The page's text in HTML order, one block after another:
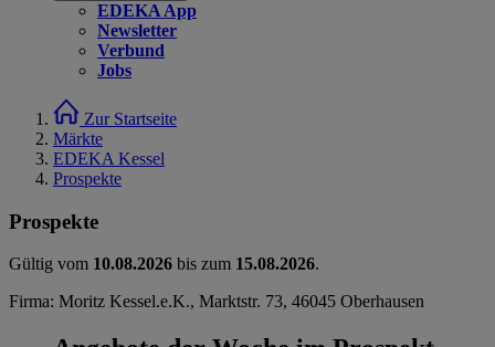
EDEKA App
Newsletter
Verbund
Jobs
Zur Startseite
Märkte
EDEKA Kessel
Prospekte
Prospekte
Gültig vom 10.08.2026 bis zum 15.08.2026.
Firma: Moritz Kessel.e.K., Marktstr. 73, 46045 Oberhausen